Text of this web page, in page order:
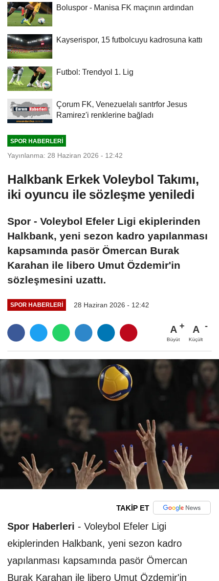
Boluspor - Manisa FK maçının ardından
Kayserispor, 15 futbolcuyu kadrosuna kattı
Futbol: Trendyol 1. Lig
Çorum FK, Venezuelalı santrfor Jesus
Ramirez'i renklerine bağladı
SPOR HABERLERI
Yayınlanma: 28 Haziran 2026 - 12:42
Halkbank Erkek Voleybol Takımı,
iki oyuncu ile sözleşme yeniledi
Spor - Voleybol Efeler Ligi ekiplerinden
Halkbank, yeni sezon kadro yapılanması
kapsamında pasör Ömercan Burak
Karahan ile libero Umut Özdemir'in
sözleşmesini uzattı.
SPOR HABERLERI 28 Haziran 2026 - 12:42
A
Büyüt
A
Küçült
TAKİP ET
Spor Haberleri - Voleybol Efeler Ligi
ekiplerinden Halkbank, yeni sezon kadro
yapılanması kapsamında pasör Ömercan
Burak Karahan ile libero Umut Özdemir'in